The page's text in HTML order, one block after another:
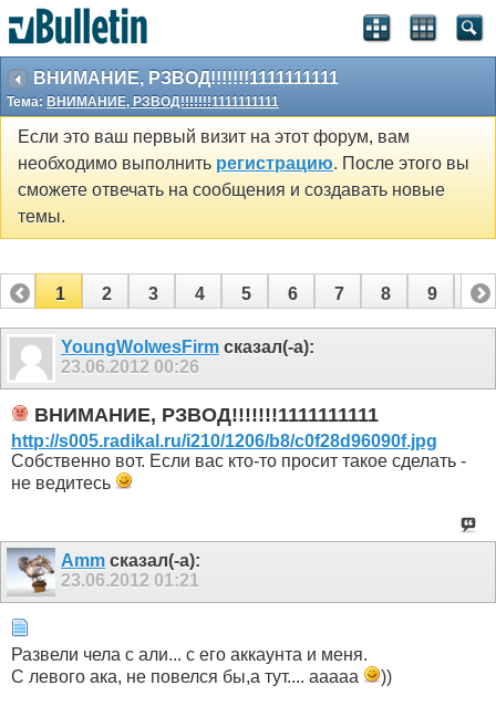
ВНИМАНИЕ, РЗВОД!!!!!!!1111111111
Тема: ВНИМАНИЕ, РЗВОД!!!!!!!1111111111
Если это ваш первый визит на этот форум, вам
необходимо выполнить регистрацию. После этого вы
сможете отвечать на сообщения и создавать новые
темы.
1 2 3 4 5 6 7 8 9 10
YoungWolwesFirm сказал(-а):
23.06.2012 00:26
ВНИМАНИЕ, РЗВОД!!!!!!!1111111111
http://s005.radikal.ru/i210/1206/b8/c0f28d96090f.jpg
Собственно вот. Если вас кто-то просит такое сделать -
не ведитесь
Amm сказал(-а):
23.06.2012 01:21
Развели чела с али... с его аккаунта и меня.
С левого ака, не повелся бы,а тут.... ааааа
))